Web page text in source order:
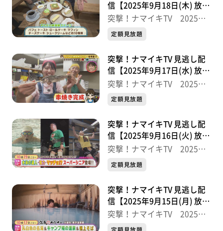
信【2025年9月18日(木) 放送
分】
突撃！ナマイキTV 2025後
半
定額見放題
突撃！ナマイキTV 見逃し配
信【2025年9月17日(水) 放送
分】
突撃！ナマイキTV 2025後
半
定額見放題
突撃！ナマイキTV 見逃し配
信【2025年9月16日(火) 放送
分】
突撃！ナマイキTV 2025後
半
定額見放題
突撃！ナマイキTV 見逃し配
信【2025年9月15日(月) 放送
分】
突撃！ナマイキTV 2025後
半
定額見放題